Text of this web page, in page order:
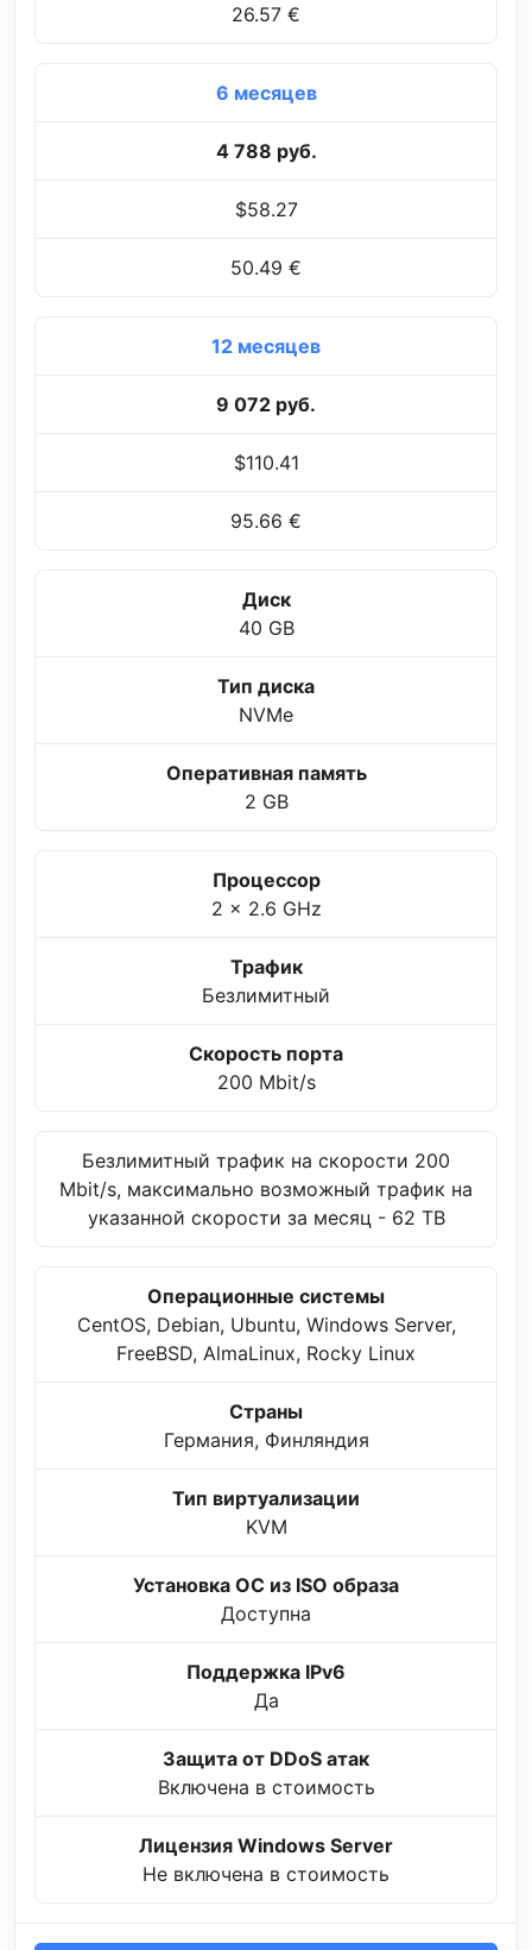
26.57 €
6 месяцев
4 788 руб.
$58.27
50.49 €
12 месяцев
9 072 руб.
$110.41
95.66 €
Диск
40 GB
Тип диска
NVMe
Оперативная память
2 GB
Процессор
2 x 2.6 GHz
Трафик
Безлимитный
Скорость порта
200 Mbit/s
Безлимитный трафик на скорости 200
Mbit/s, максимально возможный трафик на
указанной скорости за месяц - 62 TB
Операционные системы
CentOS, Debian, Ubuntu, Windows Server,
FreeBSD, AlmaLinux, Rocky Linux
Страны
Германия, Финляндия
Тип виртуализации
KVM
Установка ОС из ISO образа
Доступна
Поддержка IPv6
Да
Защита от DDoS атак
Включена в стоимость
Лицензия Windows Server
Не включена в стоимость